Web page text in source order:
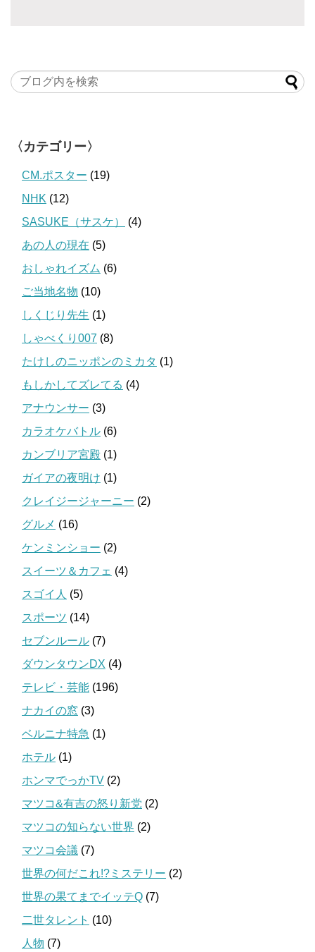
〈カテゴリー〉
CM.ポスター (19)
NHK (12)
SASUKE（サスケ）
(4)
あの人の現在 (5)
おしゃれイズム (6)
ご当地名物 (10)
しくじり先生 (1)
しゃべくり007 (8)
たけしのニッポンのミカタ (1)
もしかしてズレてる (4)
アナウンサー (3)
カラオケバトル (6)
カンブリア宮殿 (1)
ガイアの夜明け (1)
クレイジージャーニー (2)
グルメ (16)
ケンミンショー (2)
スイーツ＆カフェ (4)
スゴイ人 (5)
スポーツ (14)
セブンルール (7)
ダウンタウンDX (4)
テレビ・芸能 (196)
ナカイの窓 (3)
ベルニナ特急 (1)
ホテル (1)
ホンマでっかTV (2)
マツコ&有吉の怒り新党 (2)
マツコの知らない世界 (2)
マツコ会議 (7)
世界の何だこれ!?ミステリー (2)
世界の果てまでイッテQ (7)
二世タレント (10)
人物 (7)